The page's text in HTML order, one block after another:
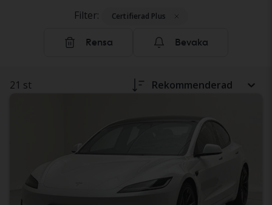
Filter: Certifierad Plus
Rensa Bevaka
21 st Rekommenderad